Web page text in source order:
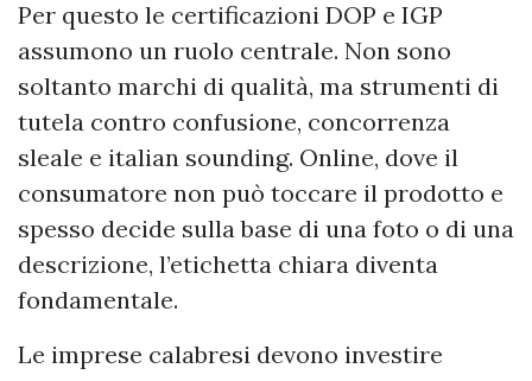
Per questo le certificazioni DOP e IGP
assumono un ruolo centrale. Non sono
soltanto marchi di qualità, ma strumenti di
tutela contro confusione, concorrenza
sleale e italian sounding. Online, dove il
consumatore non può toccare il prodotto e
spesso decide sulla base di una foto o di una
descrizione, l’etichetta chiara diventa
fondamentale.
Le imprese calabresi devono investire